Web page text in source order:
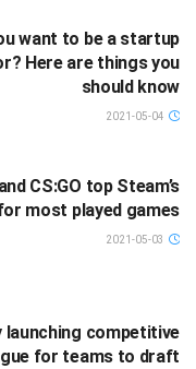
want to be a startup
Here are things you
should know
CS:GO top Steam’s
most played games
launching competitive
for teams to draft